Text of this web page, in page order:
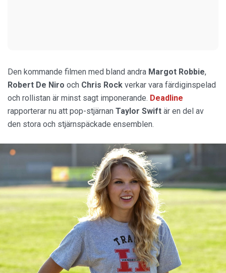
Den kommande filmen med bland andra Margot Robbie,
Robert De Niro och Chris Rock verkar vara färdiginspelad
och rollistan är minst sagt imponerande. Deadline
rapporterar nu att pop-stjärnan Taylor Swift är en del av
den stora och stjärnspäckade ensemblen.